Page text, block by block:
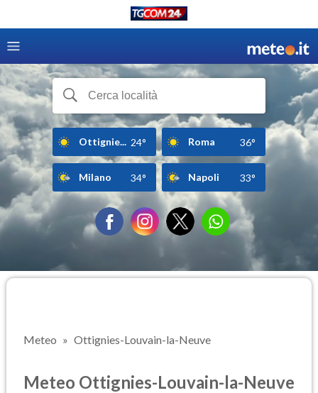
Ottignie... 24° Roma 36°
Milano 34° Napoli 33°
Meteo Ottignies-Louvain-la-Neuve
Meteo Ottignies-Louvain-la-Neuve